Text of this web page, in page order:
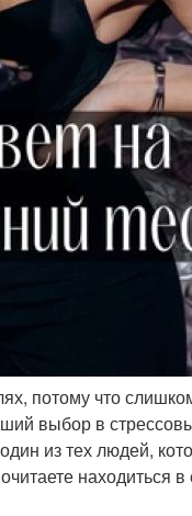
потому что
выбор в
из тех людей,
находиться